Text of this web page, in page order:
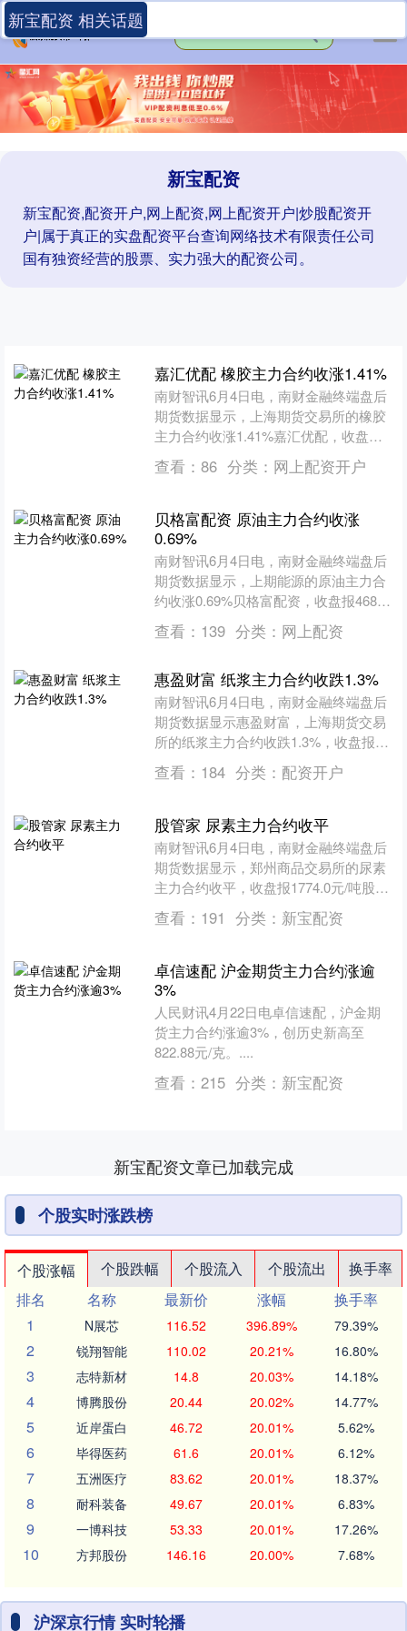
新宝配资
新宝配资,配资开户,网上配资,网上配资开户|炒股配资开
户|属于真正的实盘配资平台查询网络技术有限责任公司
国有独资经营的股票、实力强大的配资公司。
新宝配资 相关话题
嘉汇优配 橡胶主力合约收涨1.41%
南财智讯6月4日电，南财金融终端盘后
期货数据显示，上海期货交易所的橡胶
主力合约收涨1.41%嘉汇优配，收盘报
13655.0元/吨，日内资金流出8401.46万
元....
查看： 86 分类： 网上配资开户
贝格富配资 原油主力合约收涨
0.69%
南财智讯6月4日电，南财金融终端盘后
期货数据显示，上期能源的原油主力合
约收涨0.69%贝格富配资，收盘报468.2
元/桶，日内资金流入7304.77万元。其
他相....
查看： 139 分类： 网上配资
惠盈财富 纸浆主力合约收跌1.3%
南财智讯6月4日电，南财金融终端盘后
期货数据显示惠盈财富，上海期货交易
所的纸浆主力合约收跌1.3%，收盘报
5298.0元/吨，日内资金流出6032.66万
元。其....
查看： 184 分类： 配资开户
股管家 尿素主力合约收平
南财智讯6月4日电，南财金融终端盘后
期货数据显示，郑州商品交易所的尿素
主力合约收平，收盘报1774.0元/吨股管
家，日内资金流出5560.22万元。其他相
关指标....
查看： 191 分类： 新宝配资
卓信速配 沪金期货主力合约涨逾
3%
人民财讯4月22日电卓信速配，沪金期
货主力合约涨逾3%，创历史新高至
822.88元/克。....
查看： 215 分类： 新宝配资
新宝配资文章已加载完成
个股实时涨跌榜
个股涨幅 个股跌幅 个股流入 个股流出
换手率
排名
名称 最新价 涨幅
换手率
1
N展芯 116.52 396.89% 79.39%
2 锐翔智能 110.02 20.21% 16.80%
3 志特新材 14.8 20.03% 14.18%
4 博腾股份 20.44 20.02% 14.77%
5 近岸蛋白 46.72 20.01% 5.62%
6 毕得医药 61.6 20.01% 6.12%
7 五洲医疗 83.62 20.01% 18.37%
8 耐科装备 49.67 20.01% 6.83%
9 一博科技 53.33 20.01% 17.26%
10 方邦股份 146.16 20.00% 7.68%
沪深京行情 实时轮播